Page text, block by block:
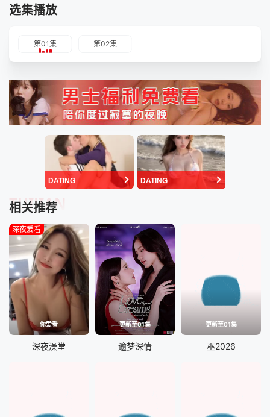
选集播放
第01集 第02集
DATING DATING
相关推荐
TUIJIAN
你爱看
深夜爱看
深夜澡堂
更新至01集
逾梦深情
更新至01集
巫2026